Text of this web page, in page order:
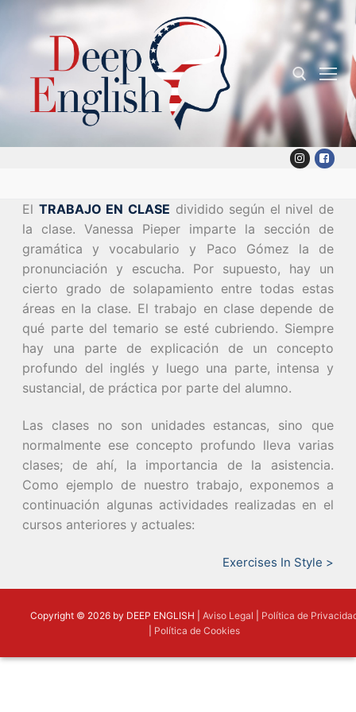
El TRABAJO EN CLASE dividido según el nivel de
la clase. Vanessa Pieper imparte la sección de
gramática y vocabulario y Paco Gómez la de
pronunciación y escucha. Por supuesto, hay un
cierto grado de solapamiento entre todas estas
áreas en la clase. El trabajo en clase depende de
qué parte del temario se esté cubriendo. Siempre
hay una parte de explicación de un concepto
profundo del inglés y luego una parte, intensa y
sustancial, de práctica por parte del alumno.
Las clases no son unidades estancas, sino que
normalmente ese concepto profundo lleva varias
clases; de ahí, la importancia de la asistencia.
Como ejemplo de nuestro trabajo, exponemos a
continuación algunas actividades realizadas en el
cursos anteriores y actuales:
Exercises In Style >
Copyright © 2026 by DEEP ENGLISH | Aviso Legal
Política de
Política de Cookies